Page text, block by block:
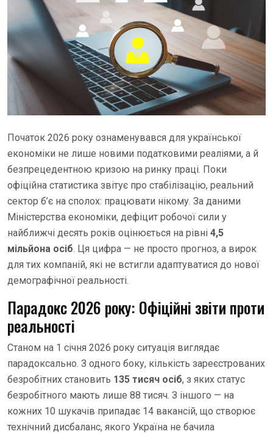
Початок 2026 року ознаменувався для української
економіки не лише новими податковими реаліями, а й
безпрецедентною кризою на ринку праці. Поки
офіційна статистика звітує про стабілізацію, реальний
сектор б’є на сполох: працювати нікому. За даними
Міністерства економіки, дефіцит робочої сили у
найближчі десять років оцінюється на рівні 4,5
мільйона осіб. Ця цифра — не просто прогноз, а вирок
для тих компаній, які не встигли адаптуватися до нової
демографічної реальності.
Парадокс 2026 року: Офіційні звіти проти
реальності
Станом на 1 січня 2026 року ситуація виглядає
парадоксально. З одного боку, кількість зареєстрованих
безробітних становить 135 тисяч осіб, з яких статус
безробітного мають лише 88 тисяч. З іншого — на
кожних 10 шукачів припадає 14 вакансій, що створює
технічний дисбаланс, якого Україна не бачила